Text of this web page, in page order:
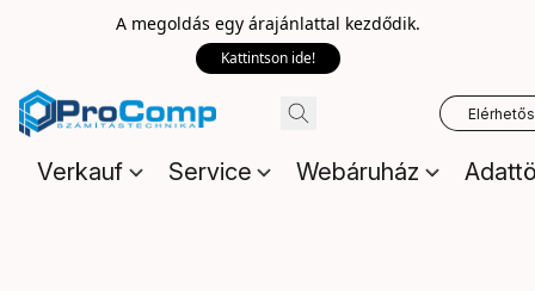
A megoldás egy árajánlattal kezdődik.
Kattintson ide!
Verkauf Service Webáruház